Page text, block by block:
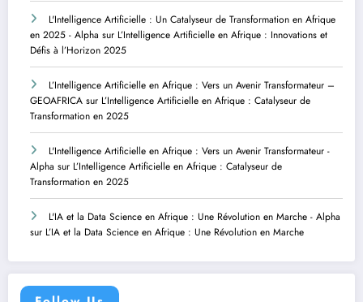
L'Intelligence Artificielle : Un Catalyseur de Transformation en Afrique
en 2025 - Alpha sur L’Intelligence Artificielle en Afrique : Innovations et
Défis à l’Horizon 2025
L’Intelligence Artificielle en Afrique : Vers un Avenir Transformateur –
GEOAFRICA sur L’Intelligence Artificielle en Afrique : Catalyseur de
Transformation en 2025
L'Intelligence Artificielle en Afrique : Vers un Avenir Transformateur -
Alpha sur L’Intelligence Artificielle en Afrique : Catalyseur de
Transformation en 2025
L'IA et la Data Science en Afrique : Une Révolution en Marche - Alpha
sur L’IA et la Data Science en Afrique : Une Révolution en Marche